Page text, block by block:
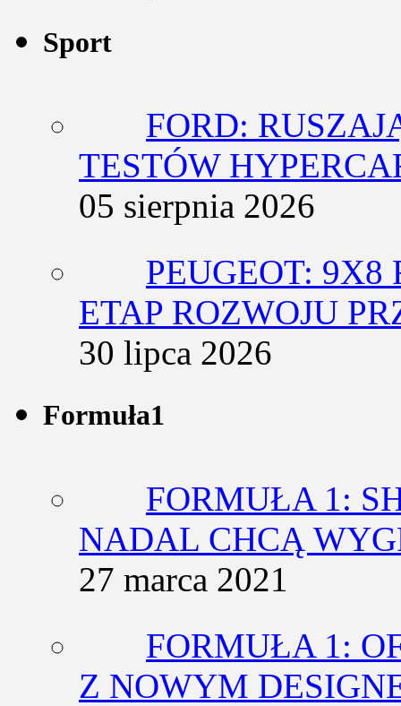
Sport
FORD:
TESTÓW
05 sierpnia 2026
PEUGEOT: 9X8
ETAP ROZWOJU
30 lipca 2026
Formuła1
FORMUŁA 1:
NADAL CHCĄ
27 marca 2021
FORMUŁA 1:
Z NOWYM